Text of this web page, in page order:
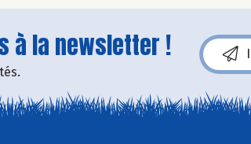
à la newsletter !